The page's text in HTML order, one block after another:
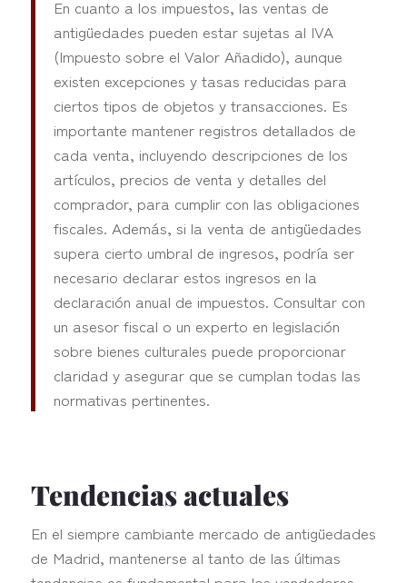
En cuanto a los impuestos, las ventas de
antigüedades pueden estar sujetas al IVA
(Impuesto sobre el Valor Añadido), aunque
existen excepciones y tasas reducidas para
ciertos tipos de objetos y transacciones. Es
importante mantener registros detallados de
cada venta, incluyendo descripciones de los
artículos, precios de venta y detalles del
comprador, para cumplir con las obligaciones
fiscales. Además, si la venta de antigüedades
supera cierto umbral de ingresos, podría ser
necesario declarar estos ingresos en la
declaración anual de impuestos. Consultar con
un asesor fiscal o un experto en legislación
sobre bienes culturales puede proporcionar
claridad y asegurar que se cumplan todas las
normativas pertinentes.
Tendencias actuales
En el siempre cambiante mercado de antigüedades
de Madrid, mantenerse al tanto de las últimas